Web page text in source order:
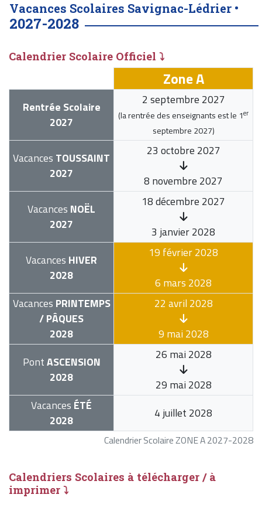
Vacances Scolaires Savignac-Lédrier •
2027-2028
Calendrier Scolaire Officiel ⤵
Calendrier Scolaire ZONE A 2027-2028
Zone A
Rentrée Scolaire
2027
2 septembre 2027
(la rentrée des enseignants est le 1er
septembre 2027)
Vacances TOUSSAINT
2027
23 octobre 2027
8 novembre 2027
Vacances NOËL
2027
18 décembre 2027
3 janvier 2028
Vacances HIVER
2028
19 février 2028
6 mars 2028
Vacances PRINTEMPS
/ PÂQUES
2028
22 avril 2028
9 mai 2028
PontASCENSION
2028
26 mai 2028
29 mai 2028
Vacances ÉTÉ
2028
4 juillet 2028
Calendriers Scolaires à télécharger / à
imprimer ⤵